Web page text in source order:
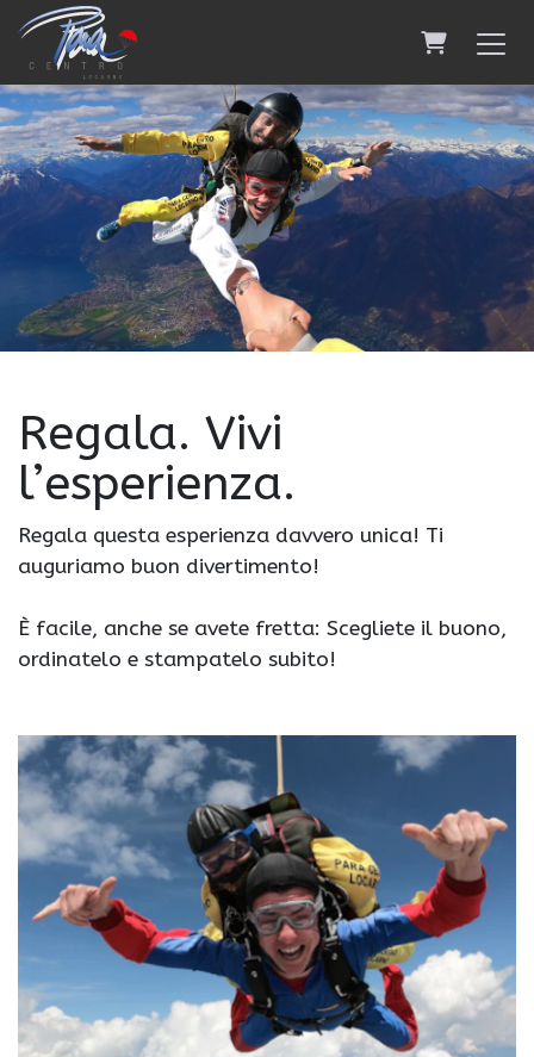
Carrello
Regala. Vivi
l’esperienza.
Regala questa esperienza davvero unica! Ti
auguriamo buon divertimento!
È facile, anche se avete fretta: Scegliete il buono,
ordinatelo e stampatelo subito!